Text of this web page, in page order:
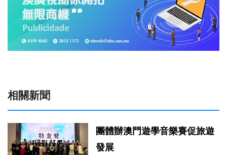
相關新聞
團體辦澳門遊學音樂賽促旅遊
發展